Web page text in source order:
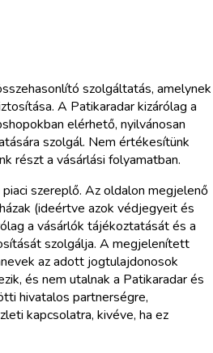
szolgáltatás, amelynek
A Patikaradar kizárólag a
elérhető, nyilvánosan
szolgál. Nem értékesítünk
részt a vásárlási folyamatban.
szereplő. Az oldalon megjelenő
(ideértve azok védjegyeit és
a vásárlók tájékoztatását és a
szolgálja. A megjelenített
az adott jogtulajdonosok
és nem utalnak a Patikaradar és
hivatalos partnerségre,
kapcsolatra, kivéve, ha ez